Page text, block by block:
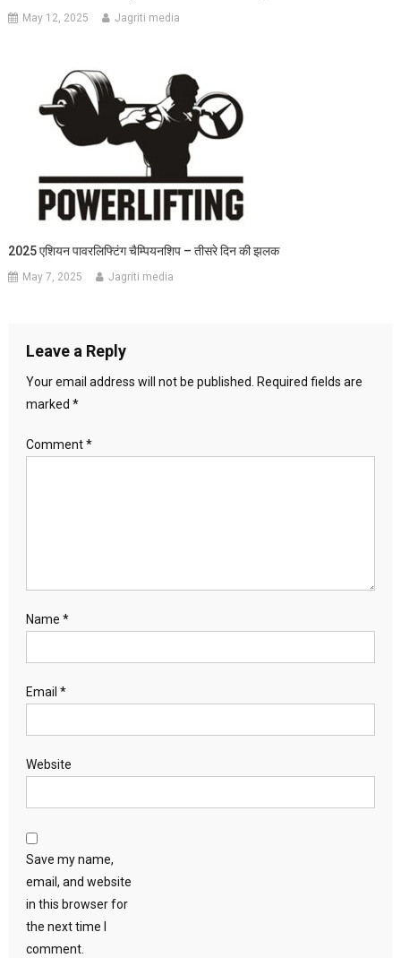
May 12, 2025 Jagriti media
2025 एशियन पावरलिफ्टिंग चैम्पियनशिप – तीसरे दिन की झलक
May 7, 2025 Jagriti media
Leave a Reply
Your email address will not be published.
Required fields are
marked *
Comment*
Name *
Email *
Website
Save my name,
email, and website
in this browser for
the next time I
comment.